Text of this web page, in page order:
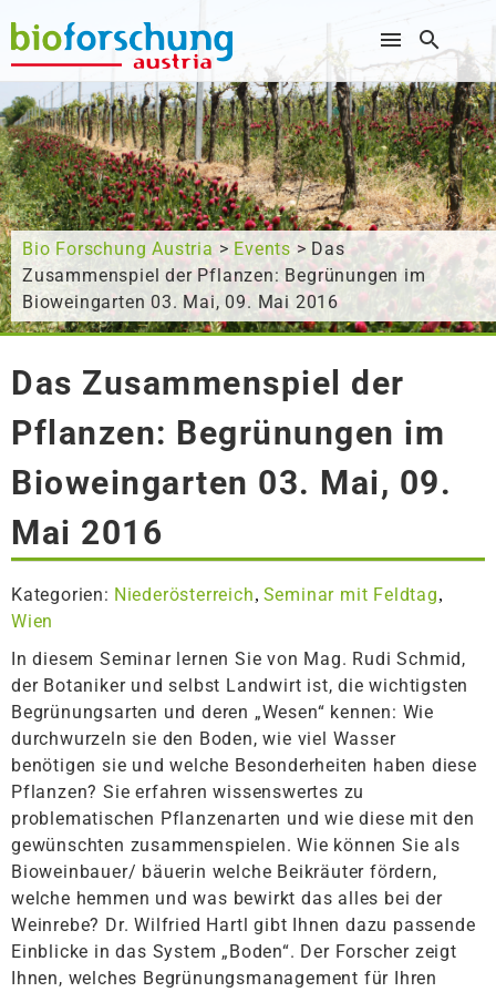
Wonach suchen Sie?
Bio Forschung Austria > Events > Das
Zusammenspiel der Pflanzen: Begrünungen im
Bioweingarten 03. Mai, 09. Mai 2016
Das Zusammenspiel der
Pflanzen: Begrünungen im
Bioweingarten 03. Mai, 09.
Mai 2016
Kategorien: Niederösterreich, Seminar mit Feldtag,
Wien
In diesem Seminar lernen Sie von Mag. Rudi Schmid,
der Botaniker und selbst Landwirt ist, die wichtigsten
Begrünungsarten und deren „Wesen“ kennen: Wie
durchwurzeln sie den Boden, wie viel Wasser
benötigen sie und welche Besonderheiten haben diese
Pflanzen? Sie erfahren wissenswertes zu
problematischen Pflanzenarten und wie diese mit den
gewünschten zusammenspielen. Wie können Sie als
Bioweinbauer/ bäuerin welche Beikräuter fördern,
welche hemmen und was bewirkt das alles bei der
Weinrebe? Dr. Wilfried Hartl gibt Ihnen dazu passende
Einblicke in das System „Boden“. Der Forscher zeigt
Ihnen, welches Begrünungsmanagement für Ihren